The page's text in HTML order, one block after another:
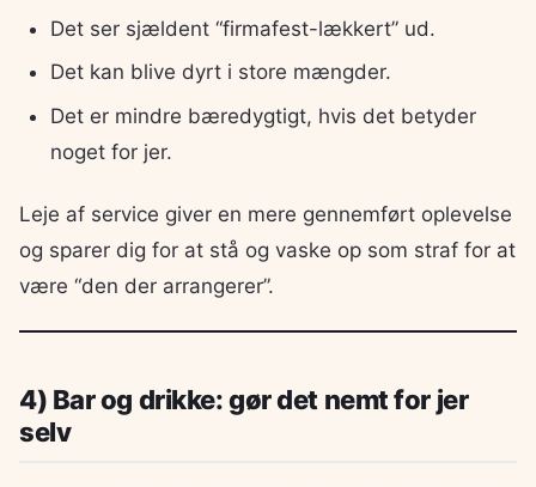
Det ser sjældent “firmafest-lækkert” ud.
Det kan blive dyrt i store mængder.
Det er mindre bæredygtigt, hvis det betyder
noget for jer.
Leje af service giver en mere gennemført oplevelse
og sparer dig for at stå og vaske op som straf for at
være “den der arrangerer”.
4) Bar og drikke: gør det nemt for jer
selv